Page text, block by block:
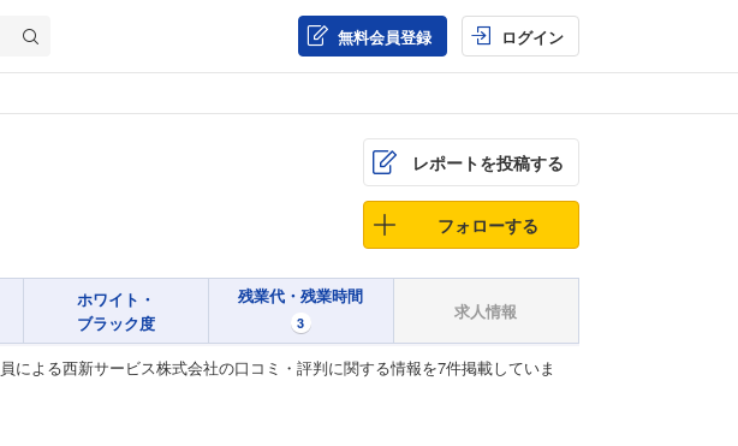
無料会員登録 ログイン
レポートを投稿する
フォローする
ホワイト・
ブラック度
残業代・残業時間
3
求人情報
よる西新サービス株式会社の口コミ・評判に関する情報を7件掲載していま